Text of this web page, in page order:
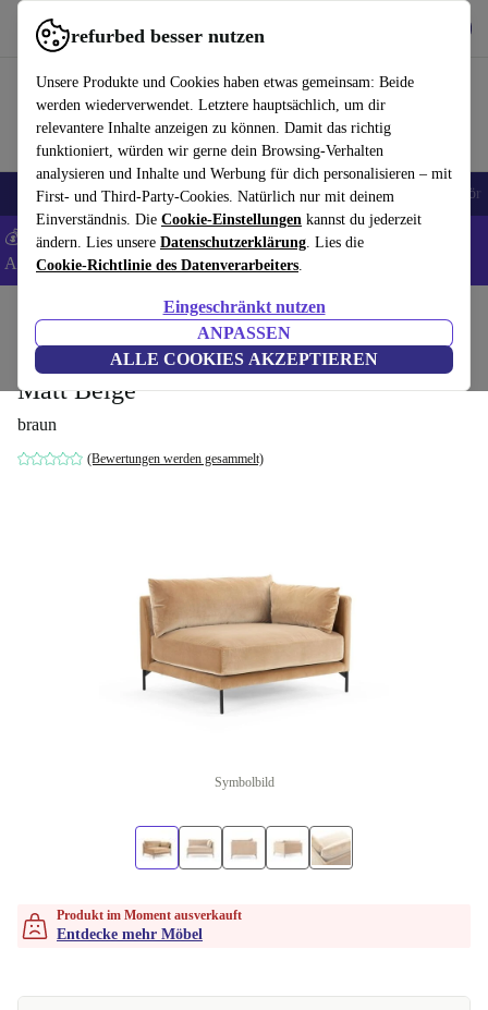
refurbed besser nutzen
Unsere Produkte und Cookies haben etwas gemeinsam: Beide
werden wiederverwendet. Letztere hauptsächlich, um dir
relevantere Inhalte anzeigen zu können. Damit das richtig
funktioniert, würden wir gerne dein Browsing-Verhalten
analysieren und Inhalte und Werbung für dich personalisieren – mit
First- und Third-Party-Cookies. Natürlich nur mit deinem
Einverständnis. Die Cookie-Einstellungen kannst du jederzeit
ändern. Lies unsere Datenschutzerklärung. Lies die
Cookie-Richtlinie des Datenverarbeiters.
Eingeschränkt nutzen
ANPASSEN
ALLE COOKIES AKZEPTIEREN
refurbed schnell und einfach nutzen
🎒 Back to school Handys Laptops Tablets Smartwatches Zubehör
💰 Extra -8% auf Samsung- und Google-Smartphones - Code:
ANDROID8 -AGB
Haushalt Möbel
Vincent 1-Sitzer Modul Rechts Velour
Matt Beige
braun
(Bewertungen werden gesammelt)
Symbolbild
Produkt im Moment ausverkauft
Entdecke mehr Möbel